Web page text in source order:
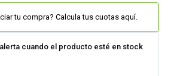
tu compra? Calcula tus cuotas aquí.
cuando el producto esté en stock